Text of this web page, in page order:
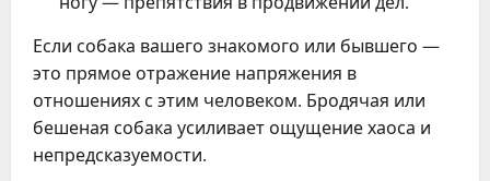
Если собака вашего знакомого или бывшего —
это прямое отражение напряжения в
отношениях с этим человеком. Бродячая или
бешеная собака усиливает ощущение хаоса и
непредсказуемости.